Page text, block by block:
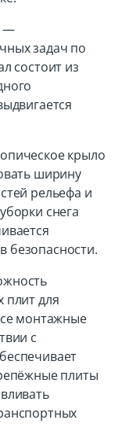
—
задач по
состоит из
крыло
ширину
рельефа и
снега
безопасности.
плит для
монтажные
с
плиты